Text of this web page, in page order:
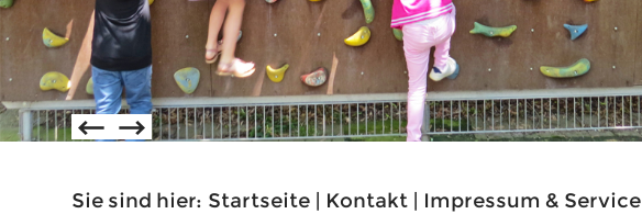
Sie sind hier: Startseite | Kontakt | Impressum & Service